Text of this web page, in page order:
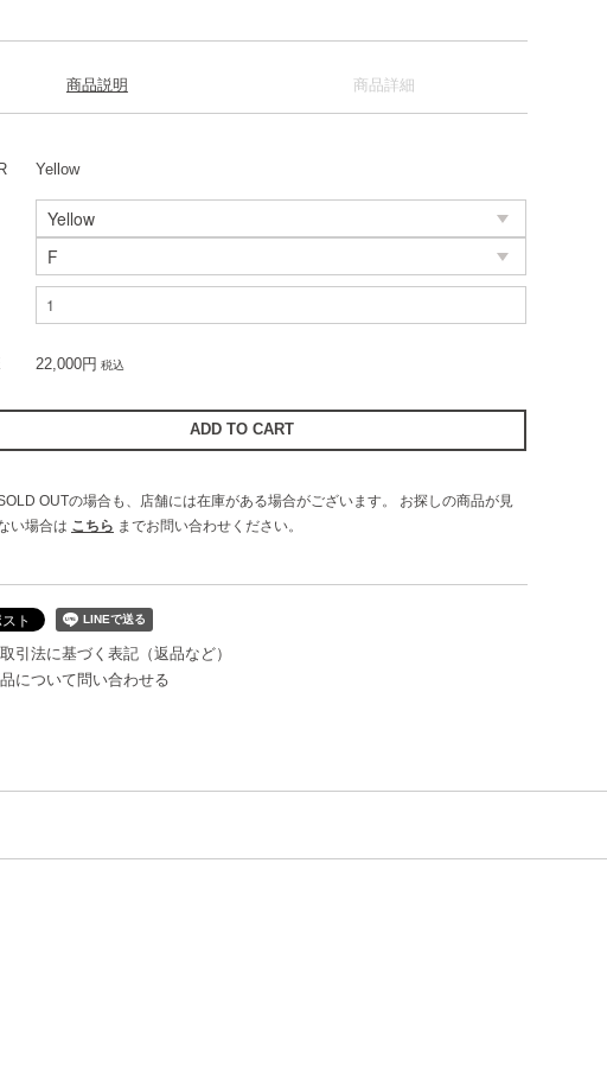
商品説明 商品詳細
Yellow
22,000円 税込
OUTの場合も、店舗には在庫がある場合がございます。
お探しの商品が見
い場合は こちら までお問い合わせください。
引法に基づく表記（返品など）
について問い合わせる